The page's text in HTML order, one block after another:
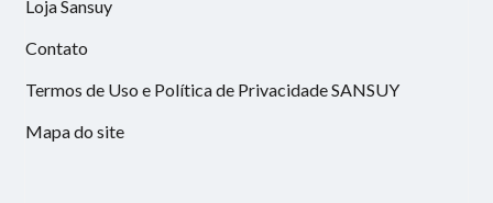
Loja Sansuy
Contato
Termos de Uso e Política de Privacidade SANSUY
Mapa do site